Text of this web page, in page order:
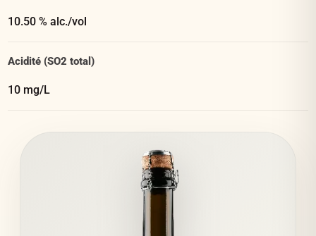
10.50 % alc./vol
Acidité (SO2 total)
10 mg/L